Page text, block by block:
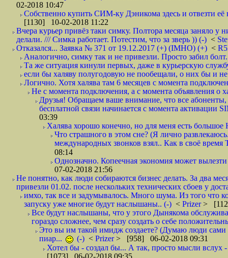
02-2018 10:47
Собственно купить СИМ-ку Дэникома здесь и отвезти
[1130] 10-02-2018 11:22
Вчера курьер привёз таки симку. Полтора месяца заняло
делали. /// Симка работает. Потестим, что за зверь )) (-) <
Отказался... Заявка № 371 от 19.12.2017 (+) (IMHO) (+) <
Аналогично, симку так и не привезли. Просто забил
Та же ситуация кинули первых, даже в курьерскую
если бы халяву полугодовую не пообещали, о них бы и
Логично. Хотя халява там 6 месяцев с момента
Не с момента подключения, а с момента объявления о
Друзья! Обращаем ваше внимание, что все
бесплатной связи начинается с момента
03:39
Халява хорошо конечно, но для меня есть
Что страшного в этом сне? (Я лично
международных звонков взял.. Как в своё
08:14
Однозначно. Копеечная экономия может
07-02-2018 21:56
Не понятно, как люди собираются бизнес делать. За два
привезли 01.02. после нескольких технических сбоев у
имхо, так все и задумывалось. Много шума. Из того что
запуску уже многие будут наслышаны.. (-) < Prizer>
Все будут наслышаны, что у этого Дынякома
гораздо сложнее, чем сразу создать о себе
Это вы им такой имидж создаете? (Думаю люди сами
пиар...
(-) < Prizer> [958] 06-02-2018 09:31
Хотел бы - создал бы... А так, просто мысли вслух
[1073] 06-02-2018 09:35